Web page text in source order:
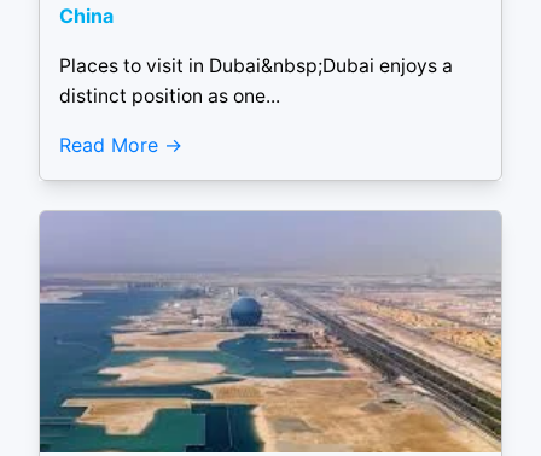
China
Places to visit in Dubai&nbsp;Dubai enjoys a
distinct position as one...
Read More